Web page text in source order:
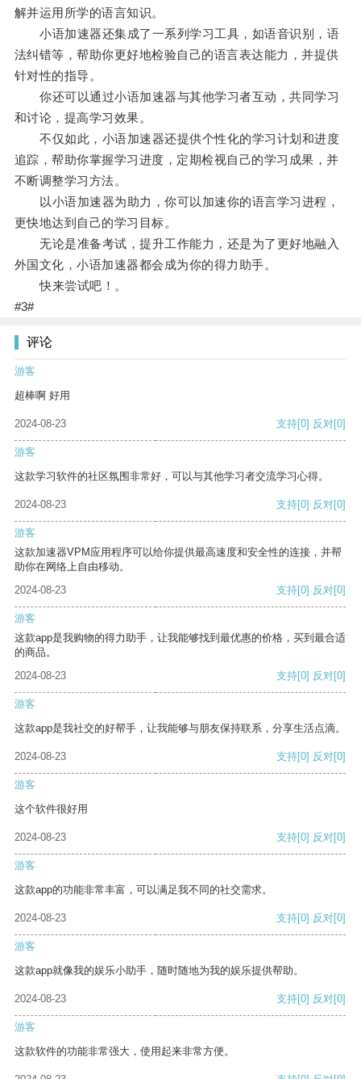
解并运用所学的语言知识。
小语加速器还集成了一系列学习工具，如语音识别，语
法纠错等，帮助你更好地检验自己的语言表达能力，并提供
针对性的指导。
你还可以通过小语加速器与其他学习者互动，共同学习
和讨论，提高学习效果。
不仅如此，小语加速器还提供个性化的学习计划和进度
追踪，帮助你掌握学习进度，定期检视自己的学习成果，并
不断调整学习方法。
以小语加速器为助力，你可以加速你的语言学习进程，
更快地达到自己的学习目标。
无论是准备考试，提升工作能力，还是为了更好地融入
外国文化，小语加速器都会成为你的得力助手。
快来尝试吧！。
#3#
评论
游客
超棒啊 好用
2024-08-23 支持[0] 反对[0]
游客
这款学习软件的社区氛围非常好，可以与其他学习者交流学习心得。
2024-08-23 支持[0] 反对[0]
游客
这款加速器VPM应用程序可以给你提供最高速度和安全性的连接，并帮
助你在网络上自由移动。
2024-08-23
支持[0] 反对[0]
游客
这款app是我购物的得力助手，让我能够找到最优惠的价格，买到最合适
的商品。
2024-08-23
支持[0] 反对[0]
游客
这款app是我社交的好帮手，让我能够与朋友保持联系，分享生活点滴。
2024-08-23 支持[0] 反对[0]
游客
这个软件很好用
2024-08-23 支持[0] 反对[0]
游客
这款app的功能非常丰富，可以满足我不同的社交需求。
2024-08-23 支持[0] 反对[0]
游客
这款app就像我的娱乐小助手，随时随地为我的娱乐提供帮助。
2024-08-23 支持[0] 反对[0]
游客
这款软件的功能非常强大，使用起来非常方便。